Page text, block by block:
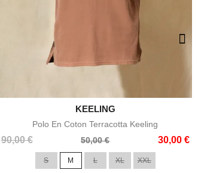
Aperçu rapide
KEELING
Polo En Coton Terracotta Keeling
90,00 €
Prix
50,00 € 30,00 €
Prix
S M L XL XXL